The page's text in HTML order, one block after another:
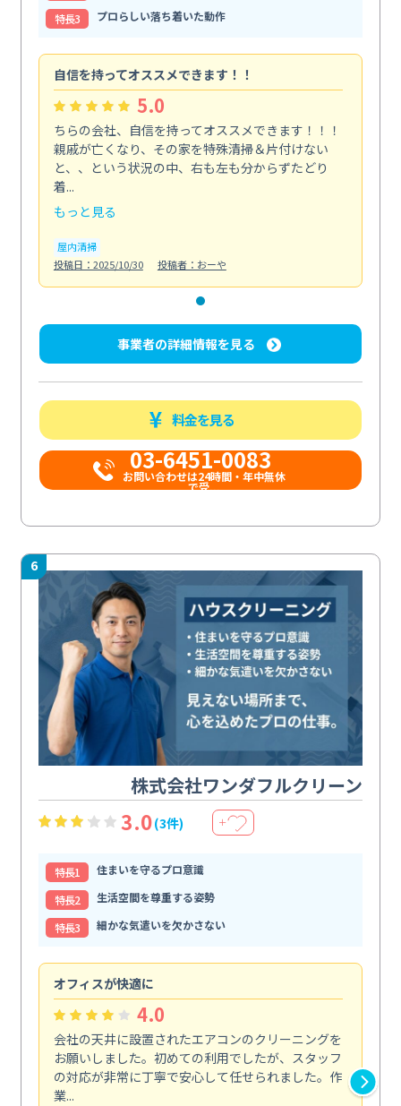
特⻑3
プロらしい落ち着いた動作
自信を持ってオススメできます！！
5.0
ちらの会社、自信を持ってオススメできます！！！
親戚が亡くなり、その家を特殊清掃＆片付けない
と、、という状況の中、右も左も分からずたどり
着...
もっと見る
屋内清掃
投稿日：2025/10/30
投稿者：おーや
事業者の詳細情報を見る
料金を見る
03-6451-0083
お問い合わせは24時間・年中無休
で受...
6
株式会社ワンダフルクリーン
3.0(3件) ＋
特⻑1
住まいを守るプロ意識
特⻑2
生活空間を尊重する姿勢
特⻑3
細かな気遣いを欠かさない
オフィスが快適に
4.0
会社の天井に設置されたエアコンのクリーニングを
お願いしました。初めての利用でしたが、スタッフ
の対応が非常に丁寧で安心して任せられました。作
業...